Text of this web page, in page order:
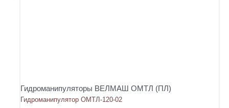
Гидроманипуляторы ВЕЛМАШ ОМТЛ (ПЛ)
Гидроманипулятор ОМТЛ-120-02